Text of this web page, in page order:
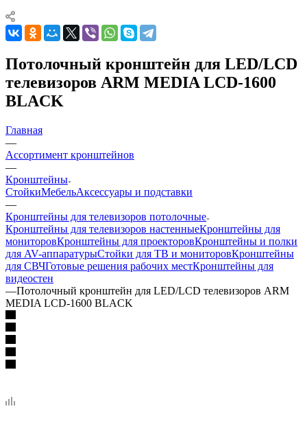
Потолочный кронштейн для LED/LCD
телевизоров ARM MEDIA LCD-1600
BLACK
Главная
—
Ассортимент кронштейнов
—
Кронштейны
СтойкиМебельАксессуары и подставки
—
Кронштейны для телевизоров потолочные
Кронштейны для телевизоров настенныеКронштейны для
мониторовКронштейны для проекторовКронштейны и полки
для AV-аппаратурыСтойки для ТВ и мониторовКронштейны
для СВЧГотовые решения рабочих местКронштейны для
видеостен
—Потолочный кронштейн для LED/LCD телевизоров ARM
MEDIA LCD-1600 BLACK